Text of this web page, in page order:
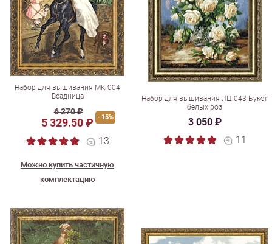
Набор для вышивания МК-004
Всадница
6 270 ₽
5 329.50 ₽ - 15%
13
Можно купить частичную
комплектацию
Набор для вышивания ЛЦ-043 Букет
белых роз
3 050 ₽
11